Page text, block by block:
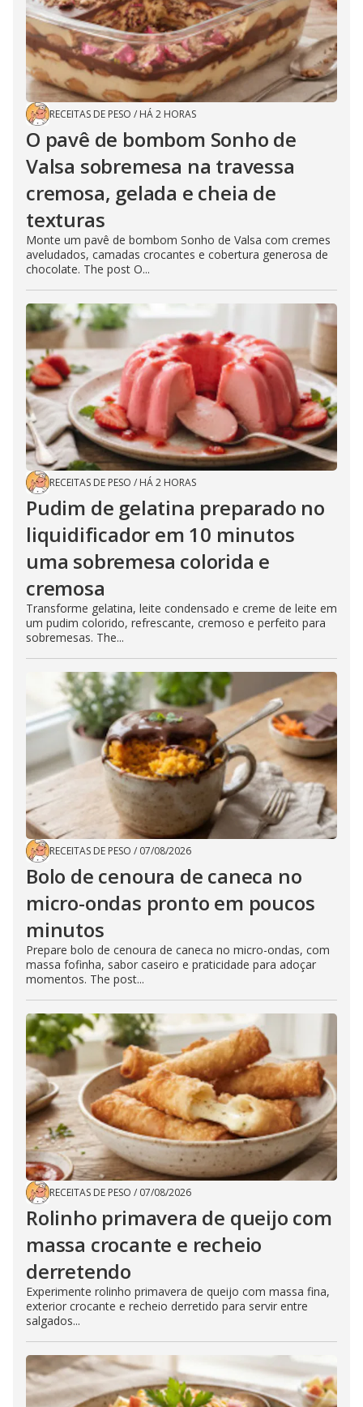
RECEITAS DE PESO / HÁ 2 HORAS
O pavê de bombom Sonho de
Valsa sobremesa na travessa
cremosa, gelada e cheia de
texturas
Monte um pavê de bombom Sonho de Valsa com cremes
aveludados, camadas crocantes e cobertura generosa de
chocolate. The post O...
RECEITAS DE PESO / HÁ 2 HORAS
Pudim de gelatina preparado no
liquidificador em 10 minutos
uma sobremesa colorida e
cremosa
Transforme gelatina, leite condensado e creme de leite em
um pudim colorido, refrescante, cremoso e perfeito para
sobremesas. The...
RECEITAS DE PESO / 07/08/2026
Bolo de cenoura de caneca no
micro-ondas pronto em poucos
minutos
Prepare bolo de cenoura de caneca no micro-ondas, com
massa fofinha, sabor caseiro e praticidade para adoçar
momentos. The post...
RECEITAS DE PESO / 07/08/2026
Rolinho primavera de queijo com
massa crocante e recheio
derretendo
Experimente rolinho primavera de queijo com massa fina,
exterior crocante e recheio derretido para servir entre
salgados...